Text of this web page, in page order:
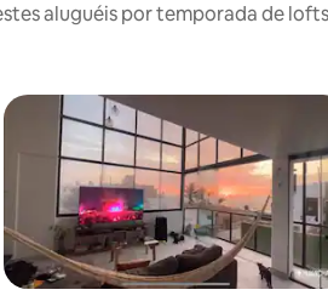
aluguéis por temporada de